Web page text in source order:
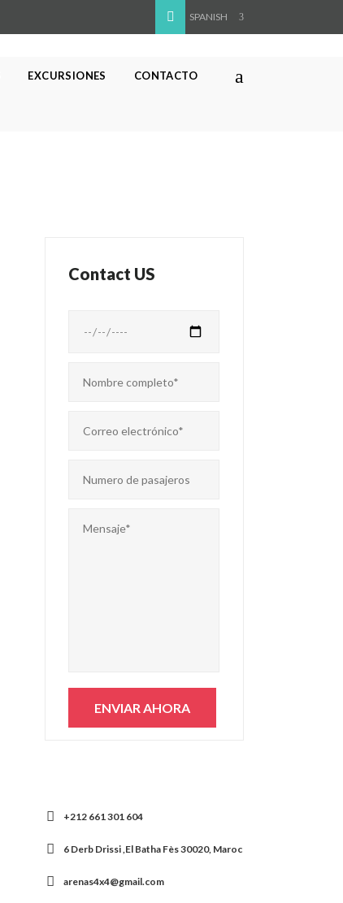
SPANISH
EXCURSIONES CONTACTO
Contact US
+212 661 301 604
6 Derb Drissi ,El Batha Fès 30020, Maroc
arenas4x4@gmail.com